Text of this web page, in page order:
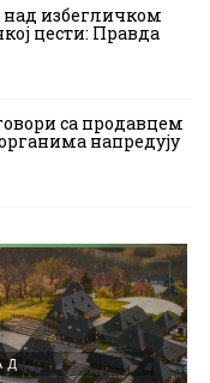
избегличком
цести: Правда
са продавцем
напредују